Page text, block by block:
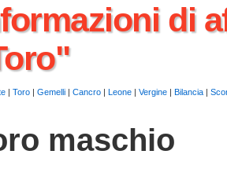
di
| Toro | Gemelli | Cancro | Leone | Vergine | Bilancia |
maschio